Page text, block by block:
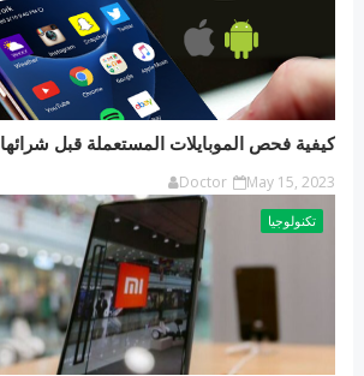
كيفية فحص الموبايلات المستعملة قبل شرائها
Doctor May 15, 2023
تكنولوجيا